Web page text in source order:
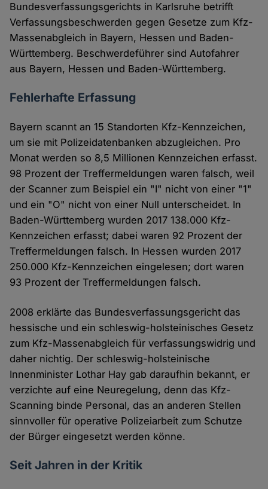
Bundesverfassungsgerichts in Karlsruhe betrifft
Verfassungsbeschwerden gegen Gesetze zum Kfz-
Massenabgleich in Bayern, Hessen und Baden-
Württemberg. Beschwerdeführer sind Autofahrer
aus Bayern, Hessen und Baden-Württemberg.
Fehlerhafte Erfassung
Bayern scannt an 15 Standorten Kfz-Kennzeichen,
um sie mit Polizeidatenbanken abzugleichen. Pro
Monat werden so 8,5 Millionen Kennzeichen erfasst.
98 Prozent der Treffermeldungen waren falsch, weil
der Scanner zum Beispiel ein "I" nicht von einer "1"
und ein "O" nicht von einer Null unterscheidet. In
Baden-Württemberg wurden 2017 138.000 Kfz-
Kennzeichen erfasst; dabei waren 92 Prozent der
Treffermeldungen falsch. In Hessen wurden 2017
250.000 Kfz-Kennzeichen eingelesen; dort waren
93 Prozent der Treffermeldungen falsch.
2008 erklärte das Bundesverfassungsgericht das
hessische und ein schleswig-holsteinisches Gesetz
zum Kfz-Massenabgleich für verfassungswidrig und
daher nichtig. Der schleswig-holsteinische
Innenminister Lothar Hay gab daraufhin bekannt, er
verzichte auf eine Neuregelung, denn das Kfz-
Scanning binde Personal, das an anderen Stellen
sinnvoller für operative Polizeiarbeit zum Schutze
der Bürger eingesetzt werden könne.
Seit Jahren in der Kritik